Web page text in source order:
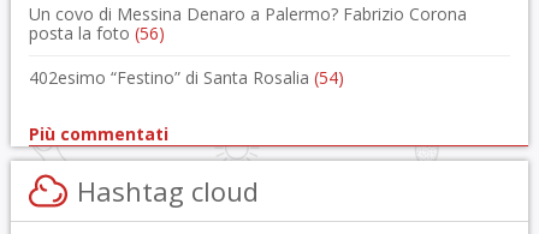
Un covo di Messina Denaro a Palermo? Fabrizio Corona
posta la foto (56)
402esimo “Festino” di Santa Rosalia (54)
Più commentati
Hashtag cloud